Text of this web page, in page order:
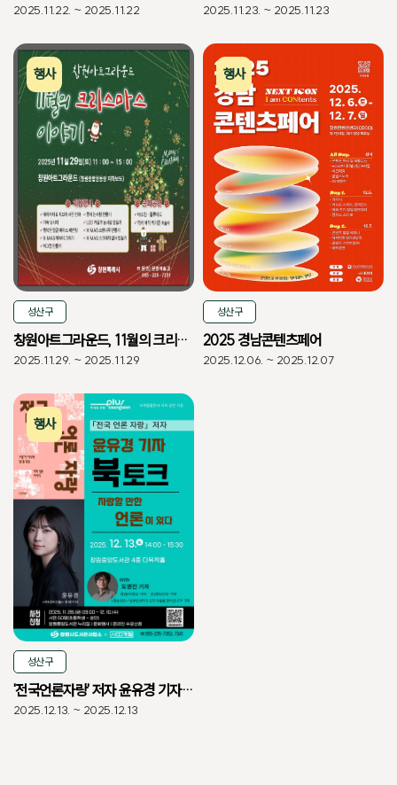
2025.11.22. ~ 2025.11.22 2025.11.23. ~ 2025.11.23
행사
성산구
창원아트그라운드, 11월의 크리스마스 이야기
2025.11.29. ~ 2025.11.29
행사
성산구
2025 경남콘텐츠페어
2025.12.06. ~ 2025.12.07
행사
성산구
'전국언론자랑' 저자 윤유경 기자 북토크
2025.12.13. ~ 2025.12.13